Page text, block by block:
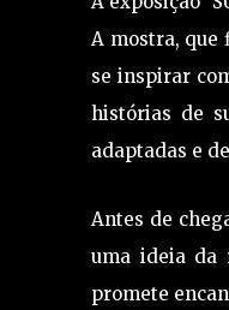
A mostra, que
se inspirar
histórias de
adaptadas e
Antes de
uma ideia da
promete